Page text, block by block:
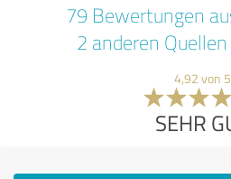
79 Bewertungen
2 anderen Quellen
4,92 von 5
SEHR